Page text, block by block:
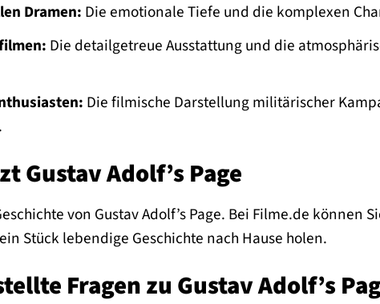
Dramen: Die emotionale Tiefe und die komplexen
Die detailgetreue Ausstattung und die
Die filmische Darstellung militärischer
Gustav Adolf’s Page
von Gustav Adolf’s Page. Bei Filme.de können
Stück lebendige Geschichte nach Hause holen.
Fragen zu Gustav Adolf’s